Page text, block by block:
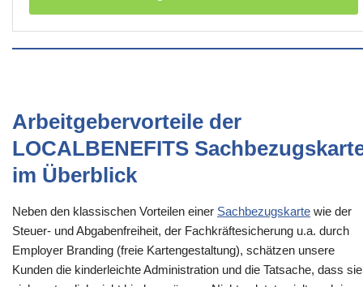
Arbeitgebervorteile der
LOCALBENEFITS
im Überblick
Neben den klassischen Vorteilen einer Sachbezugskarte wie der
Steuer- und Abgabenfreiheit, der Fachkräftesicherung u.a. durch
Employer Branding (freie Kartengestaltung), schätzen unsere
Kunden die kinderleichte Administration und die Tatsache, dass sie